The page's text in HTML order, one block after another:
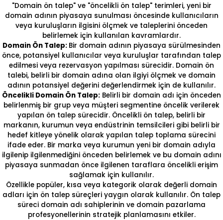
"Domain ön talep" ve "öncelikli ön talep" terimleri, yeni bir
domain adının piyasaya sunulması öncesinde kullanıcıların
veya kuruluşların ilgisini ölçmek ve taleplerini önceden
belirlemek için kullanılan kavramlardır.
Domain Ön Talep: Bir domain adının piyasaya sürülmesinden
önce, potansiyel kullanıcılar veya kuruluşlar tarafından talep
edilmesi veya rezervasyon yapılması sürecidir. Domain ön
talebi, belirli bir domain adına olan ilgiyi ölçmek ve domain
adının potansiyel değerini değerlendirmek için de kullanılır.
Öncelikli Domain Ön Talep: Belirli bir domain adı için önceden
belirlenmiş bir grup veya müşteri segmentine öncelik verilerek
yapılan ön talep sürecidir. Öncelikli ön talep, belirli bir
markanın, kurumun veya endüstrinin temsilcileri gibi belirli bir
hedef kitleye yönelik olarak yapılan talep toplama sürecini
ifade eder. Bir marka veya kurumun yeni bir domain adıyla
ilgilenip ilgilenmediğini önceden belirlemek ve bu domain adını
piyasaya sunmadan önce ilgilenen taraflara öncelikli erişim
sağlamak için kullanılır.
Özellikle popüler, kısa veya kategorik olarak değerli domain
adları için ön talep süreçleri yaygın olarak kullanılır. Ön talep
süreci domain adı sahiplerinin ve domain pazarlama
profesyonellerinin stratejik planlamasını etkiler.